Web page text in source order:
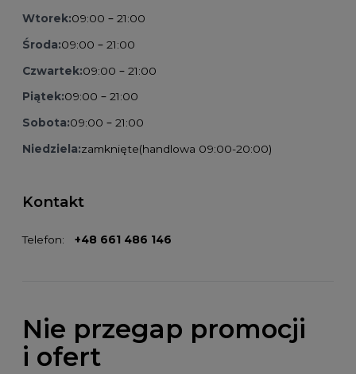
Wtorek:09:00 – 21:00
Środa:09:00 – 21:00
Czwartek:09:00 – 21:00
Piątek:09:00 – 21:00
Sobota:09:00 – 21:00
Niedziela:zamknięte(handlowa 09:00-20:00)
Kontakt
Telefon: +48 661 486 146
Nie przegap promocji
i ofert